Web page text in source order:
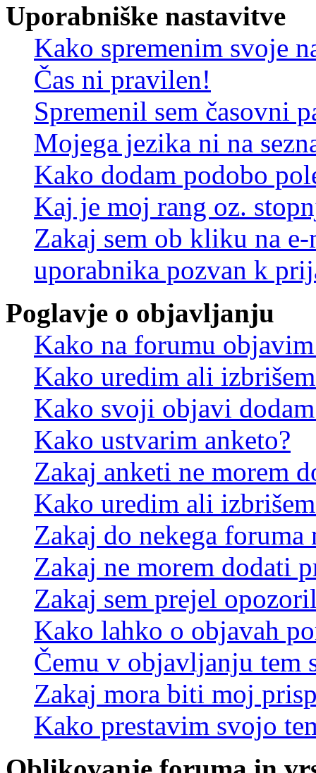
Uporabniške nastavitve
Kako spremenim svoje
Čas ni pravilen!
Spremenil sem časovni
Mojega jezika ni na
Kako dodam podobo
Kaj je moj rang oz.
Zakaj sem ob kliku na
uporabnika pozvan k
Poglavje o objavljanju
Kako na forumu
Kako uredim ali
Kako svoji objavi
Kako ustvarim anketo?
Zakaj anketi ne morem
Kako uredim ali
Zakaj do nekega foruma
Zakaj ne morem dodati
Zakaj sem prejel
Kako lahko o objavah
Čemu v objavljanju tem
Zakaj mora biti moj
Kako prestavim svojo